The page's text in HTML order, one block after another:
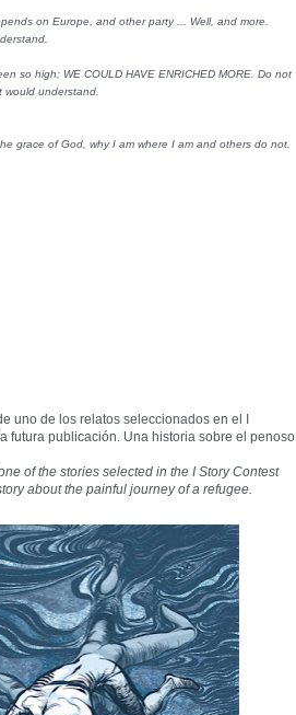
on Europe, and other party ... Well, and more.
so high; WE COULD HAVE ENRICHED MORE. Do not
understand.
grace of God, why I am where I am and others do not.
uno de los relatos seleccionados en el I
futura publicación. Una historia sobre el penoso
of the stories selected in the I Story Contest
about the painful journey of a refugee.